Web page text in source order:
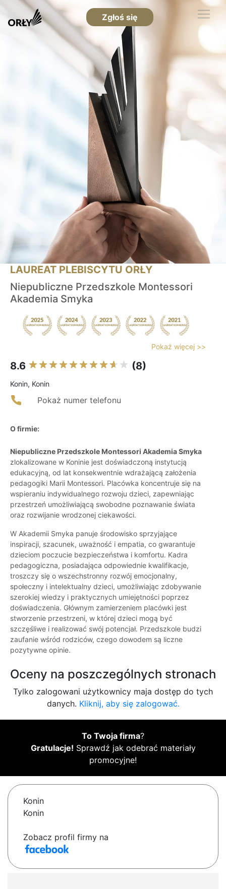
Zgłoś się
LAUREAT PLEBISCYTU ORŁY
Niepubliczne Przedszkole Montessori
Akademia Smyka
Pokaż więcej >>
8.6 (8)
Konin, Konin
Pokaż numer telefonu
O firmie:
Niepubliczne Przedszkole Montessori Akademia Smyka
zlokalizowane w Koninie jest doświadczoną instytucją
edukacyjną, od lat konsekwentnie wdrażającą założenia
pedagogiki Marii Montessori. Placówka koncentruje się na
wspieraniu indywidualnego rozwoju dzieci, zapewniając
przestrzeń umożliwiającą swobodne poznawanie świata
oraz rozwijanie wrodzonej ciekawości.
W Akademii Smyka panuje środowisko sprzyjające
inspiracji, szacunek, uważność i empatia, co gwarantuje
dzieciom poczucie bezpieczeństwa i komfortu. Kadra
pedagogiczna, posiadająca odpowiednie kwalifikacje,
troszczy się o wszechstronny rozwój emocjonalny,
społeczny i intelektualny dzieci, umożliwiając zdobywanie
szerokiej wiedzy i praktycznych umiejętności poprzez
doświadczenia. Głównym zamierzeniem placówki jest
stworzenie przestrzeni, w której dzieci mogą być
szczęśliwe i realizować swój potencjał. Przedszkole budzi
zaufanie wśród rodziców, czego dowodem są liczne
pozytywne opinie.
Oceny na poszczególnych stronach
Tylko zalogowani użytkownicy maja dostęp do tych
danych. Kliknij, aby się zalogować.
To Twoja firma?
Gratulacje! Sprawdź jak odebrać materiały
promocyjne!
Konin
Konin
Zobacz profil firmy na